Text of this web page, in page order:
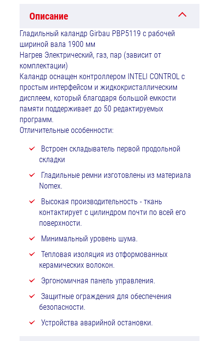
Описание
Гладильный каландр Girbau PBР5119 с рабочей
шириной вала 1900 мм
Нагрев Электрический, газ, пар (зависит от
комплектации)
Каландр оснащен контроллером INTELI CONTROL с
простым интерфейсом и жидкокристаллическим
дисплеем, который благодаря большой емкости
памяти поддерживает до 50 редактируемых
программ.
Отличительные особенности:
Встроен складыватель первой продольной
складки
Гладильные ремни изготовлены из материала
Nomex.
Высокая производительность - ткань
контактирует с цилиндром почти по всей его
поверхности.
Минимальный уровень шума.
Тепловая изоляция из отформованных
керамических волокон.
Эргономичная панель управления.
Защитные ограждения для обеспечения
безопасности.
Устройства аварийной остановки.